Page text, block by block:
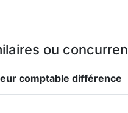
ou
comptable différence